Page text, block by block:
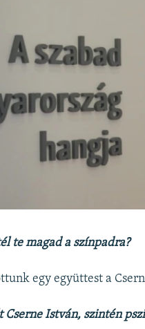
te magad a színpadra?
egy együttest a
Cserne István, szintén